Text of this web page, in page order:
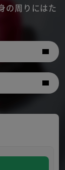
の周りにはた